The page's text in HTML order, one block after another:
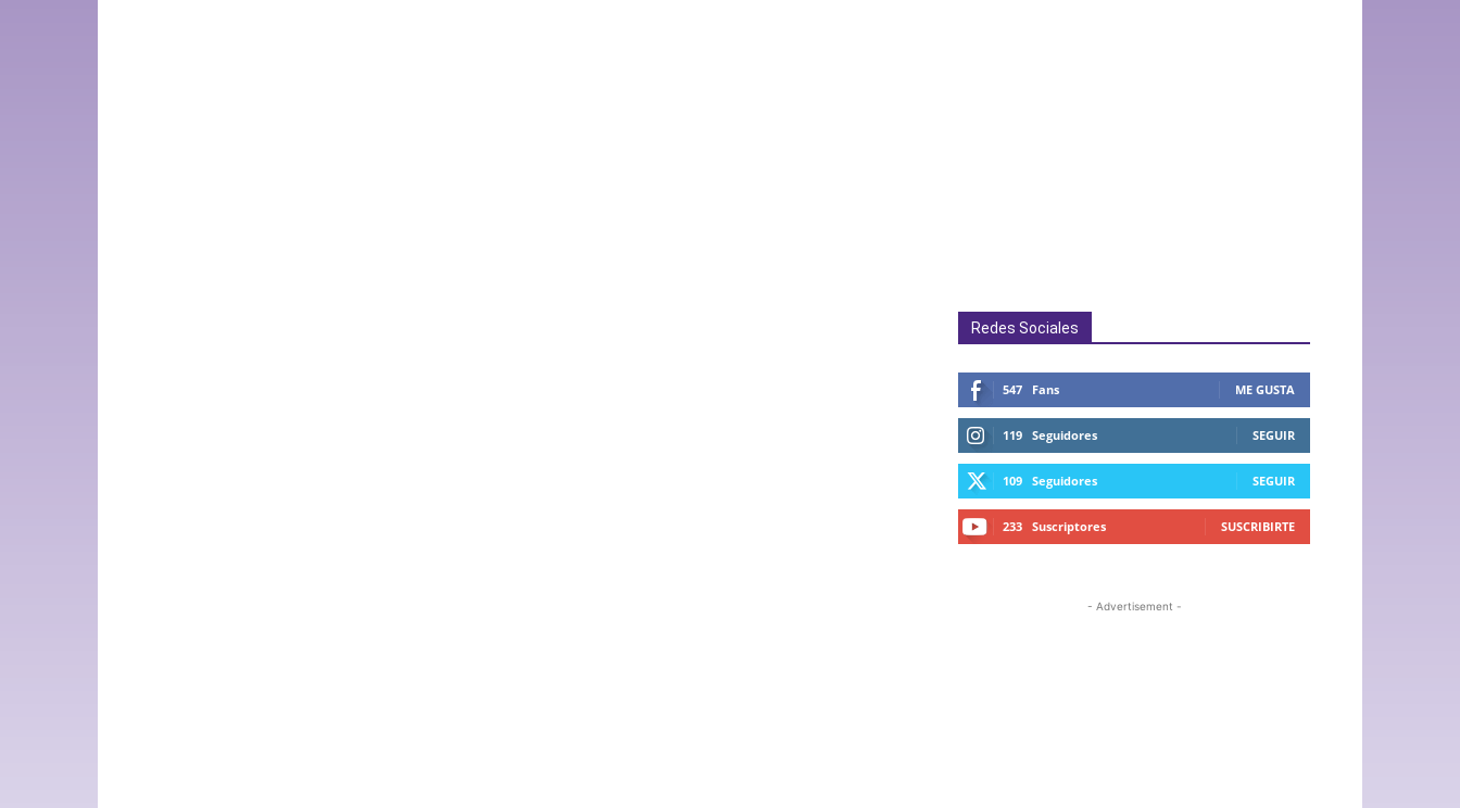
Redes Sociales
547 Fans ME GUSTA
119 Seguidores SEGUIR
109 Seguidores SEGUIR
233 Suscriptores SUSCRIBIRTE
- Advertisement -